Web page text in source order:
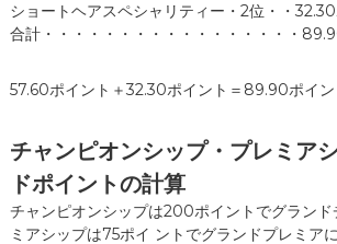
ショートヘアスペシャリティー・2位・・
合計・・・・・・・・・・・・・・・・・
57.60ポイント＋32.30ポイント＝89.90ポイン
チャンピオンシップ・プレ ミア
ドポイントの計算
チャンピオンシップは200ポイントでグランド
ミアシップは75ポイ ントでグランドプレミアに